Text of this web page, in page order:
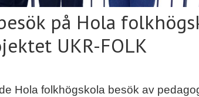
på Hola
UKR-FOLK
Hola folkhögskola besök av